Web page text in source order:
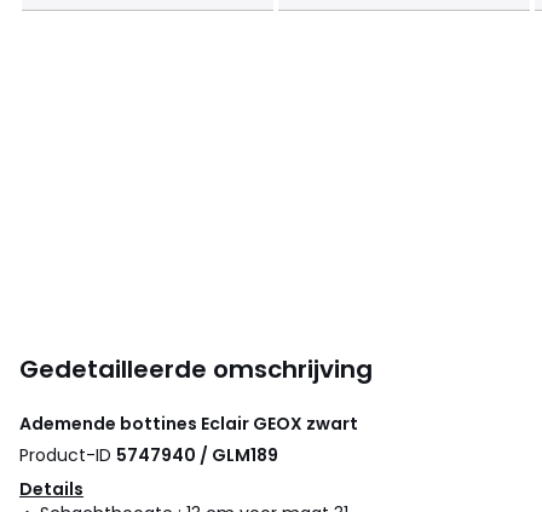
Gedetailleerde omschrijving
Ademende bottines Eclair GEOX zwart
Product-ID 5747940 / GLM189
Details